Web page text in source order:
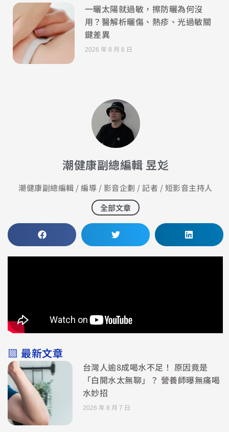
一曬太陽就過敏，擦防曬為何沒
用？醫解析曬傷、熱疹、光過敏關
鍵差異
2026 年 8 月 6 日
潮健康副總編輯 昱彣
潮健康副總編輯 / 編導 / 影音企劃 / 記者 / 短影音主持人
全部文章
▧ 最新文章
台灣人逾8成喝水不足！ 原因竟是
「白開水太無聊」？ 營養師曝無痛喝
水妙招
2026 年 8 月 7 日